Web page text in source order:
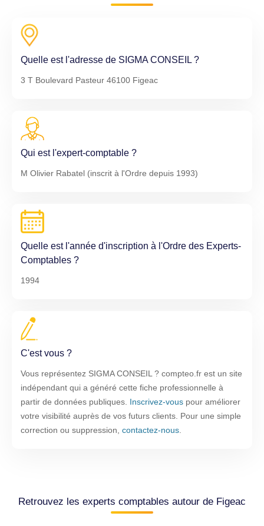
Quelle est l'adresse de SIGMA CONSEIL ?
3 T Boulevard Pasteur 46100 Figeac
Qui est l'expert-comptable ?
M Olivier Rabatel (inscrit à l'Ordre depuis 1993)
Quelle est l'année d'inscription à l'Ordre des Experts-
Comptables ?
1994
C'est vous ?
Vous représentez SIGMA CONSEIL ? compteo.fr est un site
indépendant qui a généré cette fiche professionnelle à
partir de données publiques. Inscrivez-vous pour améliorer
votre visibilité auprès de vos futurs clients. Pour une simple
correction ou suppression, contactez-nous
Retrouvez les experts comptables autour de Figeac